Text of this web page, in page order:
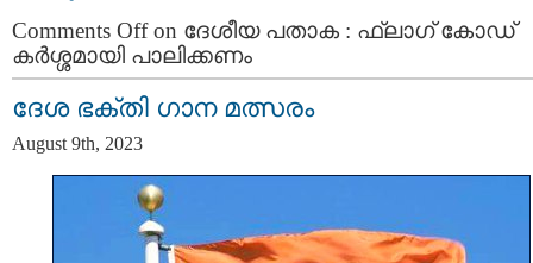
Comments Offon ദേശീയ പതാക : ഫ്ലാഗ് കോഡ്
കർശ്ശമായി പാലിക്കണം
ദേശ ഭക്തി ഗാന മത്സരം
August 9th, 2023